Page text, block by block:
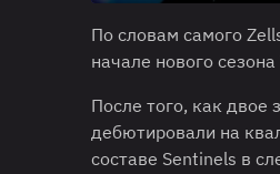
По словам самого
начале нового
После того, как
дебютировали на
составе Sentinels в